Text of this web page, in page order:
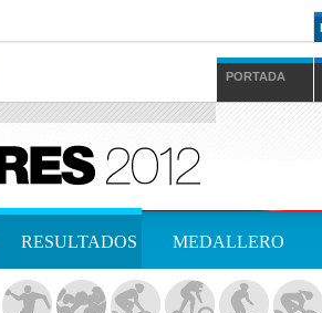
PORTADA
RESULTADOS MEDALLERO